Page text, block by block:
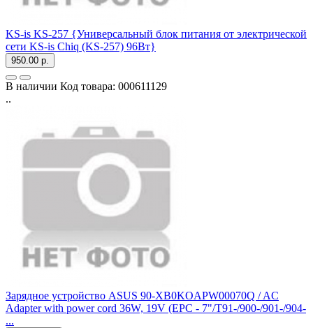
KS-is KS-257 {Универсальный блок питания от электрической
сети KS-is Chiq (KS-257) 96Вт}
950.00 р.
В наличии Код товара: 000611129
..
Зарядное устройство ASUS 90-XB0KOAPW00070Q / AC
Adapter with power cord 36W, 19V (EPC - 7"/T91-/900-/901-/904-
...